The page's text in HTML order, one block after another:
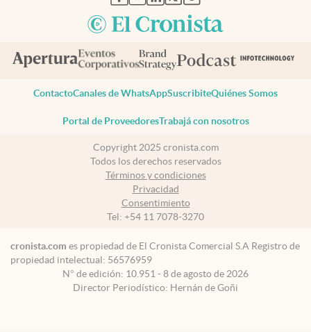
ContactoCanales de WhatsAppSuscribiteQuiénes Somos
Portal de ProveedoresTrabajá con nosotros
Copyright 2025 cronista.com
Todos los derechos reservados
Términos y condiciones
Privacidad
Consentimiento
Tel: +54 11 7078-3270
cronista.com es propiedad de El Cronista Comercial S.A Registro de
propiedad intelectual: 56576959
N° de edición: 10.951 - 8 de agosto de 2026
Director Periodístico: Hernán de Goñi